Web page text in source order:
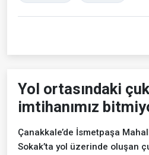
Yol ortasındaki
imtihanımız
Çanakkale’de İsmetpaşa
Sokak’ta yol üzerinde oluşan